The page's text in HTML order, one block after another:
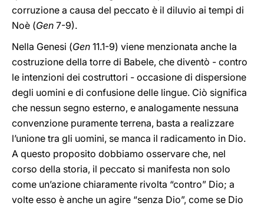
corruzione a causa del peccato è il diluvio ai tempi di
Noè (Gen 7-9).
Nella Genesi (Gen 11.1-9) viene menzionata anche la
costruzione della torre di Babele, che diventò - contro
le intenzioni dei costruttori - occasione di dispersione
degli uomini e di confusione delle lingue. Ciò significa
che nessun segno esterno, e analogamente nessuna
convenzione puramente terrena, basta a realizzare
l’unione tra gli uomini, se manca il radicamento in Dio.
A questo proposito dobbiamo osservare che, nel
corso della storia, il peccato si manifesta non solo
come un’azione chiaramente rivolta “contro” Dio; a
volte esso è anche un agire “senza Dio”, come se Dio